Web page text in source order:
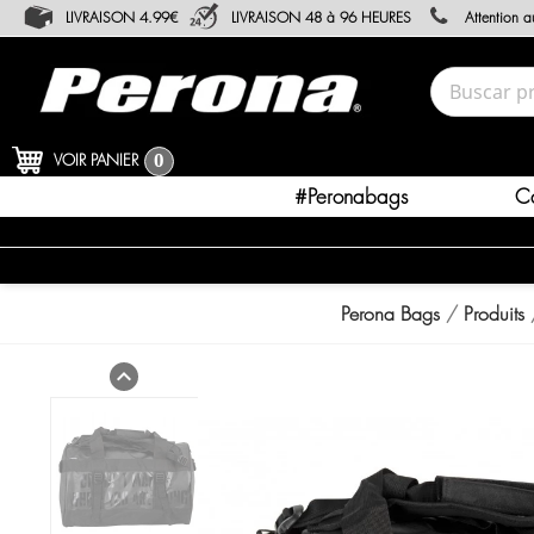
LIVRAISON 4.99€ LIVRAISON 48 à 96 HEURES Attention
VOIR PANIER 0
#peronabags
Perona Bags
Produits
expand_less